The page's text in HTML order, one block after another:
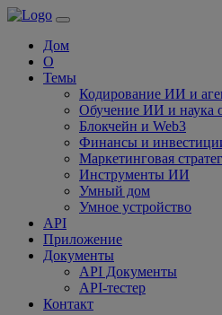
Дом
О
Темы
Кодирование ИИ и
Обучение ИИ и наука
Блокчейн и Web3
Финансы и
Маркетинговая
Инструменты ИИ
Умный дом
Умное устройство
API
Приложение
Документы
API Документы
API-тестер
Контакт